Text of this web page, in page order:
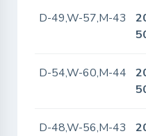
D-49,W-57,M-43
D-54,W-60,M-44
D-48,W-56,M-43